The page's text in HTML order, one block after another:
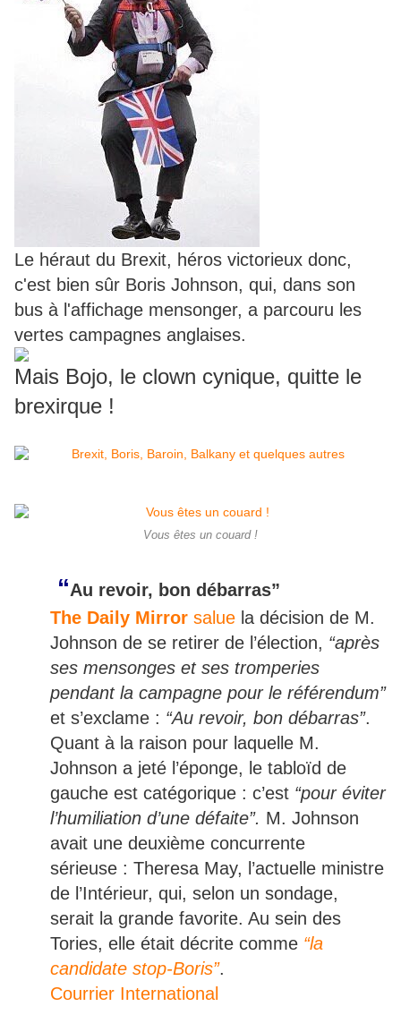
Le héraut du Brexit, héros victorieux donc,
c'est bien sûr Boris Johnson, qui, dans son
bus à l'affichage mensonger, a parcouru les
vertes campagnes anglaises.
Mais Bojo, le clown cynique, quitte le
brexirque !
Vous êtes un couard !
“Au revoir, bon débarras”
The Daily Mirror salue la décision de M.
Johnson de se retirer de l’élection, “après
ses mensonges et ses tromperies
pendant la campagne pour le référendum”
et s’exclame : “Au revoir, bon débarras”.
Quant à la raison pour laquelle M.
Johnson a jeté l’éponge, le tabloïd de
gauche est catégorique : c’est “pour éviter
l’humiliation d’une défaite”. M. Johnson
avait une deuxième concurrente
sérieuse : Theresa May, l’actuelle ministre
de l’Intérieur, qui, selon un sondage,
serait la grande favorite. Au sein des
Tories, elle était décrite comme “la
candidate stop-Boris”.
Courrier International